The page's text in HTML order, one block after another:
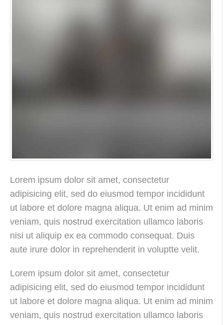
Lorem ipsum dolor sit amet, consectetur
adipisicing elit, sed do eiusmod tempor incididunt
ut labore et dolore magna aliqua. Ut enim ad minim
veniam, quis nostrud exercitation ullamco laboris
nisi ut aliquip ex ea commodo consequat. Duis
aute irure dolor in reprehenderit in voluptte velit.
Lorem ipsum dolor sit amet, consectetur
adipisicing elit, sed do eiusmod tempor incididunt
ut labore et dolore magna aliqua. Ut enim ad minim
veniam, quis nostrud exercitation ullamco laboris